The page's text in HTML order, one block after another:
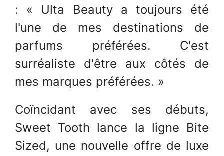
: « Ulta Beauty a toujours été
l'une de mes destinations de
parfums préférées. C'est
surréaliste d'être aux côtés de
mes marques préférées. »
Coïncidant avec ses débuts,
Sweet Tooth lance la ligne Bite
Sized, une nouvelle offre de luxe